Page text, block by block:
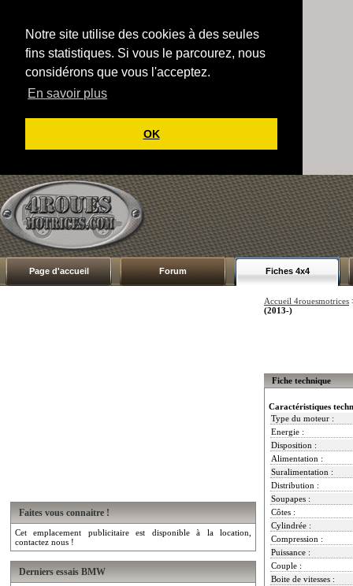
Notre site utilise des cookies à des seules
fins statistiques. Si vous le parcourez, nous
considérons que vous l'acceptez.
En savoir plus
OK
Page d'accueil Forum Fiches 4x4
Faites vous connaitre !
Cet emplacement publicitaire est disponible à la location,
contactez nous !
Derniers essais BMW
Accueil 4rouesmotrices
(2013-)
Fiche technique
Caractéristiques
Type du moteur :
Energie :
Disposition :
Alimentation :
Suralimentation :
Distribution :
Soupapes :
Côtes :
Cylindrée :
Compression :
Puissance :
Couple :
Boite de vitesses :